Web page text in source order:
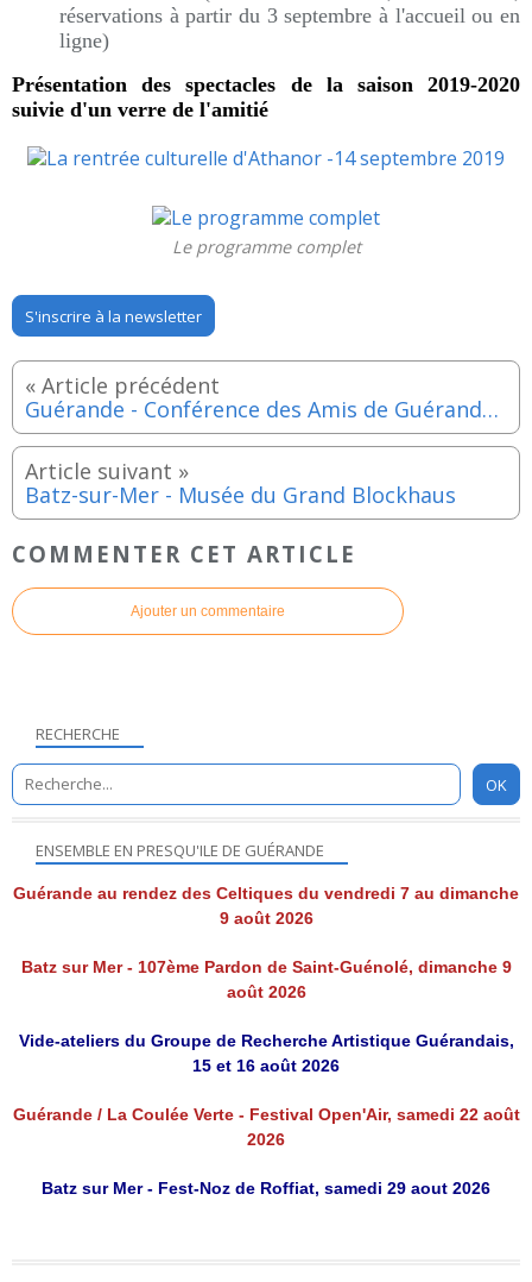
réservations à partir du 3 septembre à l'accueil ou en
ligne)
Présentation des spectacles de la saison 2019-2020
suivie d'un verre de l'amitié
Le programme complet
S'inscrire à la newsletter
Guérande - Conférence des Amis de Guérande avec Louis Portal - 19 septembre 2019
Batz-sur-Mer - Musée du Grand Blockhaus
COMMENTER CET ARTICLE
Ajouter un commentaire
RECHERCHE
ENSEMBLE EN PRESQU'ILE DE GUÉRANDE
Guérande au rendez des Celtiques du vendredi 7 au dimanche
9 août 2026
Batz sur Mer - 107ème Pardon de Saint-Guénolé, dimanche 9
août 2026
Vide-ateliers du Groupe de Recherche Artistique Guérandais,
15 et 16 août 2026
Guérande / La Coulée Verte - Festival Open'Air, samedi 22 août
2026
Batz sur Mer - Fest-Noz de Roffiat, samedi 29 aout 2026